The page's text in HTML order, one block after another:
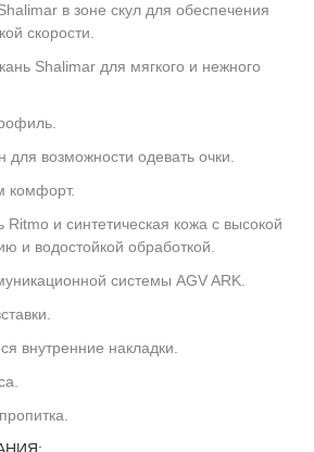
в зоне скул для обеспечения
скорости.
Shalimar для мягкого и нежного
возможности одевать очки.
комфорт.
и синтетическая кожа с высокой
и водостойкой обработкой.
системы AGV ARK.
внутренние накладки.